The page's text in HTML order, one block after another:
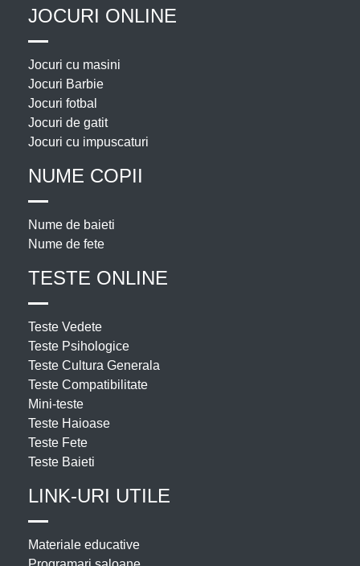
JOCURI ONLINE
Jocuri cu masini
Jocuri Barbie
Jocuri fotbal
Jocuri de gatit
Jocuri cu impuscaturi
NUME COPII
Nume de baieti
Nume de fete
TESTE ONLINE
Teste Vedete
Teste Psihologice
Teste Cultura Generala
Teste Compatibilitate
Mini-teste
Teste Haioase
Teste Fete
Teste Baieti
LINK-URI UTILE
Materiale educative